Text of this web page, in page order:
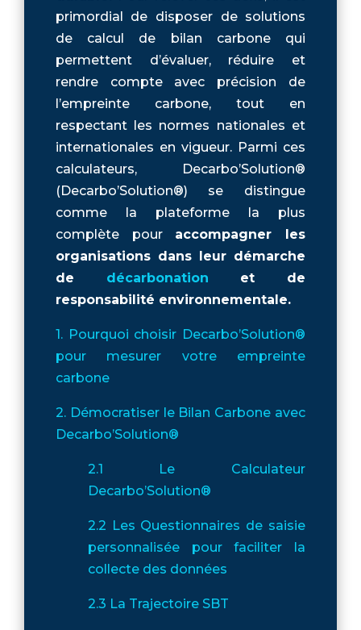
primordial de disposer de solutions
de calcul de bilan carbone qui
permettent d’évaluer, réduire et
rendre compte avec précision de
l’empreinte carbone, tout en
respectant les normes nationales et
internationales en vigueur. Parmi ces
calculateurs, Decarbo’Solution®
(Decarbo’Solution®) se distingue
comme la plateforme la plus
complète pour accompagner les
organisations dans leur démarche
de décarbonation et de
responsabilité environnementale.
1. Pourquoi choisir Decarbo’Solution®
pour mesurer votre empreinte
carbone
2. Démocratiser le Bilan Carbone avec
Decarbo’Solution®
2.1 Le Calculateur
Decarbo’Solution®
2.2 Les Questionnaires de saisie
personnalisée pour faciliter la
collecte des données
2.3 La Trajectoire SBT